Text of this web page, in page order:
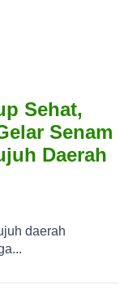
Sehat,
Senam
Daerah
daerah